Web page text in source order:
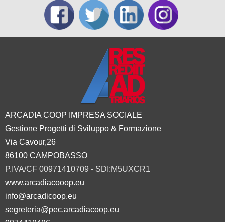
ARCADIA COOP IMPRESA SOCIALE
Gestione Progetti di Sviluppo & Formazione
Via Cavour,26
86100 CAMPOBASSO
P.IVA/CF 00971410709 - SDI:M5UXCR1
www.arcadiacooop.eu
info@arcadicoop.eu
segreteria@pec.arcadiacoop.eu